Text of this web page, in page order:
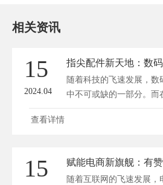
相关资讯
15
2024.04
随着科技的飞速发展，
中不可或缺的一部分。而
指...
查看详情
15
随着互联网的飞速发展，